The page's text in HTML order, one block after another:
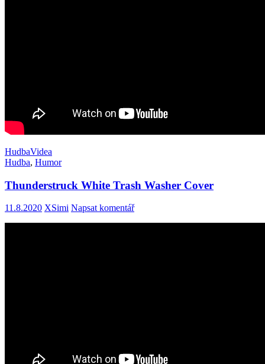
HudbaVidea
Hudba, Humor
Thunderstruck White Trash Washer Cover
11.8.2020 XSimi Napsat komentář